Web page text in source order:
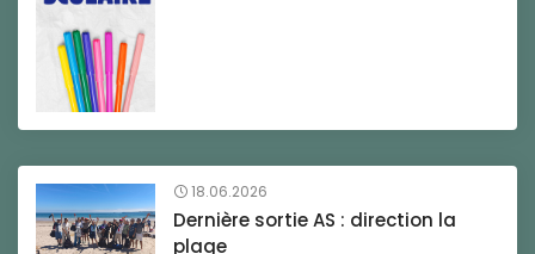
18.06.2026
Dernière sortie AS : direction la
plage